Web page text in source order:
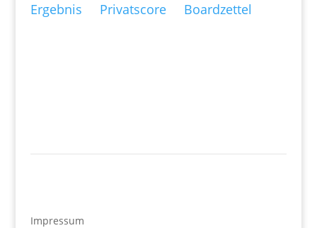
Ergebnis Privatscore Boardzettel
Impressum